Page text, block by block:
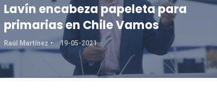
Lavín encabeza papeleta para
primarias en Chile Vamos
Raúl Martínez 19-05-2021